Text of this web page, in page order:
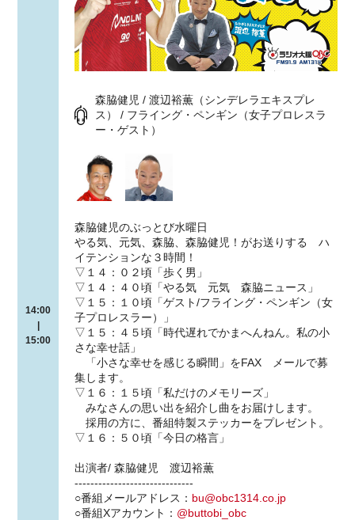
14:00
|
15:00
森脇健児 / 渡辺裕薫（シンデレラエキスプレ
ス） / フライング・ペンギン（女子プロレスラ
ー・ゲスト）
森脇健児のぶっとび水曜日
やる気、元気、森脇、森脇健児！がお送りする ハ
イテンションな３時間！
▽１４：０２頃「歩く男」
▽１４：４０頃「やる気 元気 森脇ニュース」
▽１５：１０頃「ゲスト/フライング・ペンギン（女
子プロレスラー）」
▽１５：４５頃「時代遅れでかまへんねん。私の小
さな幸せ話」
「小さな幸せを感じる瞬間」をFAX メールで募
集します。
▽１６：１５頃「私だけのメモリーズ」
みなさんの思い出を紹介し曲をお届けします。
採用の方に、番組特製ステッカーをプレゼント。
▽１６：５０頃「今日の格言」
出演者/ 森脇健児 渡辺裕薫
------------------------------
○番組メールアドレス： bu@obc1314.co.jp
○番組Xアカウント： @buttobi_obc